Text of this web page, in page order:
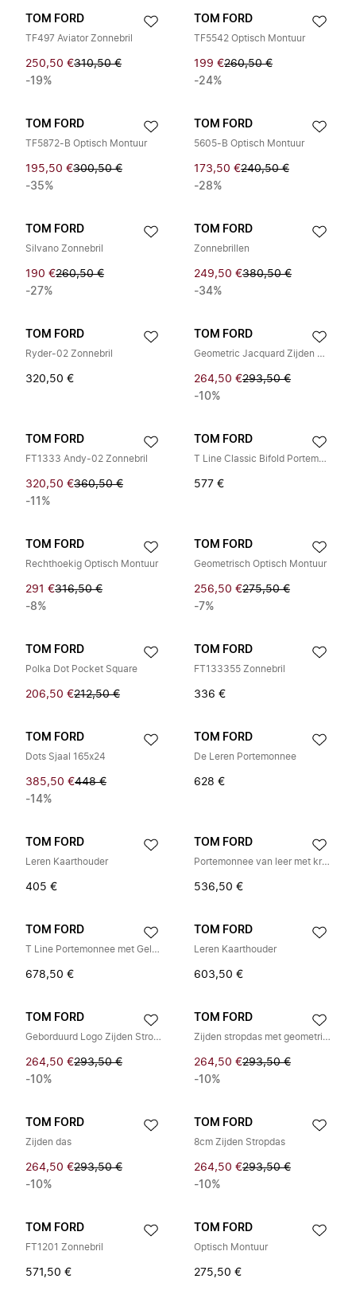
TOM FORD
TF497 Aviator Zonnebril
250,50 €310,50 €
-19%
TOM FORD
TF5542 Optisch Montuur
199 €260,50 €
-24%
TOM FORD
TF5872-B Optisch Montuur
195,50 €300,50 €
-35%
TOM FORD
5605-B Optisch Montuur
173,50 €240,50 €
-28%
TOM FORD
Silvano Zonnebril
190 €260,50 €
-27%
TOM FORD
Zonnebrillen
249,50 €380,50 €
-34%
TOM FORD
Ryder-02 Zonnebril
320,50 €
TOM FORD
Geometric Jacquard Zijden Stropdas
264,50 €293,50 €
-10%
TOM FORD
FT1333 Andy-02 Zonnebril
320,50 €360,50 €
-11%
TOM FORD
T Line Classic Bifold Portemonnee
577 €
TOM FORD
Rechthoekig Optisch Montuur
291 €316,50 €
-8%
TOM FORD
Geometrisch Optisch Montuur
256,50 €275,50 €
-7%
TOM FORD
Polka Dot Pocket Square
206,50 €212,50 €
TOM FORD
FT133355 Zonnebril
336 €
TOM FORD
Dots Sjaal 165x24
385,50 €448 €
-14%
TOM FORD
De Leren Portemonnee
628 €
TOM FORD
Leren Kaarthouder
405 €
TOM FORD
Portemonnee van leer met krokodillenprint
536,50 €
TOM FORD
T Line Portemonnee met Geldclip
678,50 €
TOM FORD
Leren Kaarthouder
603,50 €
TOM FORD
Geborduurd Logo Zijden Stropdas
264,50 €293,50 €
-10%
TOM FORD
Zijden stropdas met geometrisch patroon
264,50 €293,50 €
-10%
TOM FORD
Zijden das
264,50 €293,50 €
-10%
TOM FORD
8cm Zijden Stropdas
264,50 €293,50 €
-10%
TOM FORD
FT1201 Zonnebril
571,50 €
TOM FORD
Optisch Montuur
275,50 €